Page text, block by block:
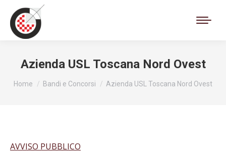
Azienda USL Toscana Nord Ovest
Tu sei qui:
Home Bandi e Concorsi Azienda USL Toscana Nord Ovest
AVVISO PUBBLICO